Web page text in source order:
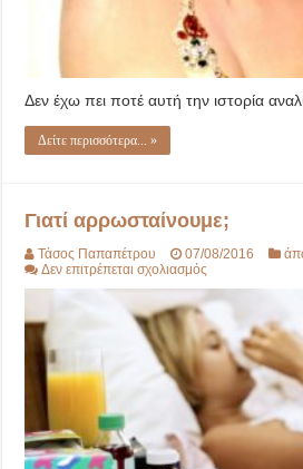
Δεν έχω πει ποτέ αυτή την ιστορία
Δείτε περισσότερα... »
Γιατί αρρωσταίνουμε;
Τάσος Παπαπέτρου 07/08/2016
Δεν επιτρέπεται σχολιασμός
αρρωσταίνουμε;